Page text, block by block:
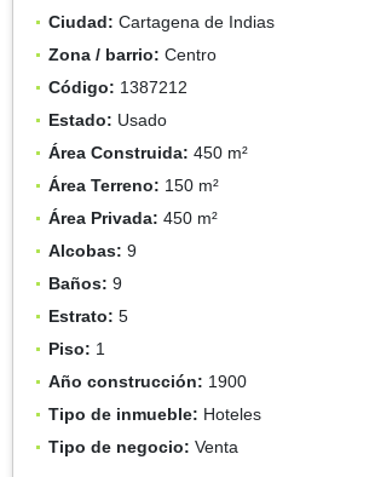
Ciudad: Cartagena de Indias
Zona / barrio: Centro
Código: 1387212
Estado: Usado
Área Construida: 450 m²
Área Terreno: 150 m²
Área Privada: 450 m²
Alcobas: 9
Baños: 9
Estrato: 5
Piso: 1
Año construcción: 1900
Tipo de inmueble: Hoteles
Tipo de negocio: Venta